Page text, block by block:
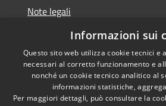
Note legali
Dichiarazione di accessibilità
Informazioni sui
Questo sito web utilizza cookie tecnici e
necessari al corretto funzionamento e
nonché un cookie tecnico analitico al
informazioni statistiche,
Per maggiori dettagli, può consultare la